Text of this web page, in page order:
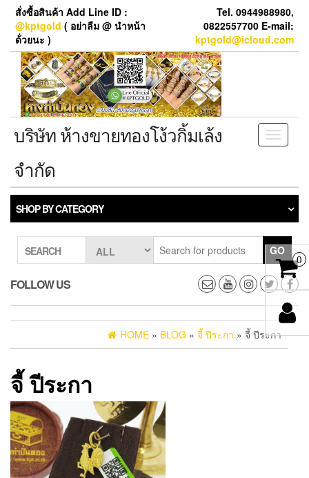
Skip
content
สั่งซื้อสินค้า Add Line ID :
@kptgold ( อย่าลืม @ นำหน้า
ด้่วยนะ )
Tel. 0944988980,
0822557700 E-mail:
kptgold@icloud.com
Toggle
บริษัท ห้างขายทองโง้วกิ้มเล้ง
จำกัด
SHOP BY CATEGORY
SEARCH GO
FOLLOW US
HOME » BLOG » จี้ ปีระกา » จี้ ปีระกา
จี้ ปีระกา
0